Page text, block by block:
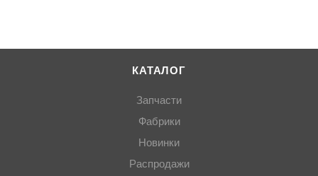
КАТАЛОГ
Запчасти
Фабрики
Новинки
Распродажи